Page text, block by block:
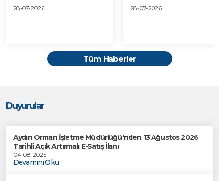
28-07-2026 28-07-2026
Tüm Haberler
Duyurular
Aydın Orman İşletme Müdürlüğü'nden 13 Ağustos 2026
Tarihli Açık Artırmalı E-Satış İlanı
04-08-2026
Devamını Oku